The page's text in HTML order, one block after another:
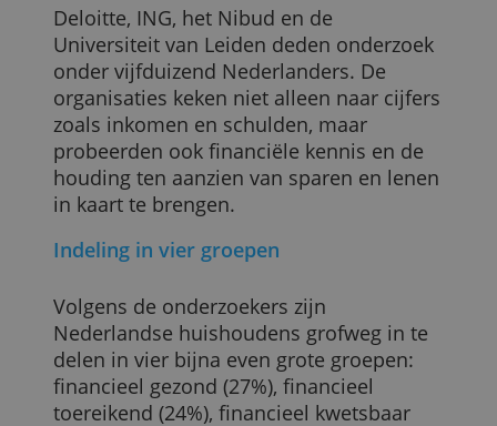
te bouwen aan financiële zekerheid. Dit
blijkt uit een nieuw gezamenlijk
onderzoek van vier grote instanties.
Deloitte, ING, het Nibud en de
Universiteit van Leiden deden onderzoek
onder vijfduizend Nederlanders. De
organisaties keken niet alleen naar
zoals inkomen en schulden, maar
probeerden ook financiële kennis en de
houding ten aanzien van sparen en
in kaart te brengen.
Indeling in vier groepen